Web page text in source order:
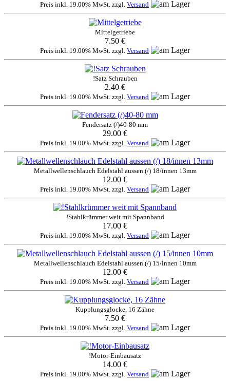
Preis inkl. 19.00% MwSt. zzgl. Versand
Mittelgetriebe
7.50 €
Preis inkl. 19.00% MwSt. zzgl. Versand
!Satz Schrauben
2.40 €
Preis inkl. 19.00% MwSt. zzgl. Versand
Fendersatz (/)40-80 mm
29.00 €
Preis inkl. 19.00% MwSt. zzgl. Versand
Metallwellenschlauch Edelstahl aussen (/) 18/innen 13mm
12.00 €
Preis inkl. 19.00% MwSt. zzgl. Versand
!Stahlkrümmer weit mit Spannband
17.00 €
Preis inkl. 19.00% MwSt. zzgl. Versand
Metallwellenschlauch Edelstahl aussen (/) 15/innen 10mm
12.00 €
Preis inkl. 19.00% MwSt. zzgl. Versand
Kupplungsglocke, 16 Zähne
7.50 €
Preis inkl. 19.00% MwSt. zzgl. Versand
!Motor-Einbausatz
14.00 €
Preis inkl. 19.00% MwSt. zzgl. Versand